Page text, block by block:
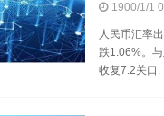
1900/1/1
人民币汇率
跌1.06%。
收复7.2关口.